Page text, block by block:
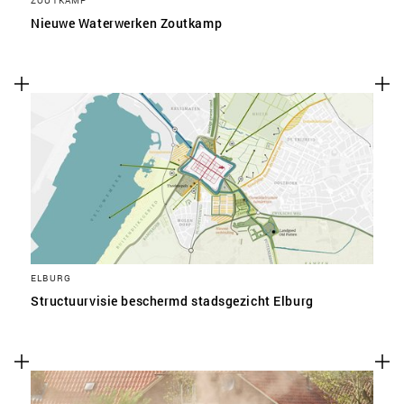
Nieuwe Waterwerken Zoutkamp
ELBURG
Structuurvisie beschermd stadsgezicht Elburg